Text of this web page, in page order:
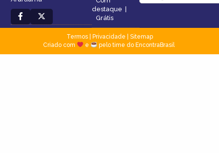
destaque |
Grátis
Termos| Privacidade
Sitemap
Criado com
e pelo time do EncontraBrasil